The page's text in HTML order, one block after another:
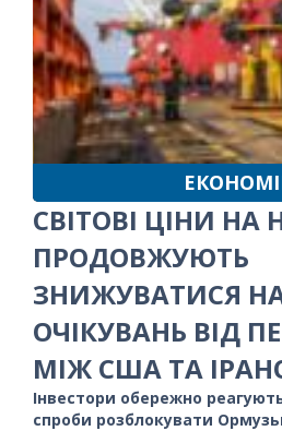
СВІТОВІ ЦІНИ НА
ПРОДОВЖУЮТЬ
ЗНИЖУВАТИСЯ НА
ОЧІКУВАНЬ ВІД
МІЖ США ТА
Інвестори обережно
спроби розблокувати